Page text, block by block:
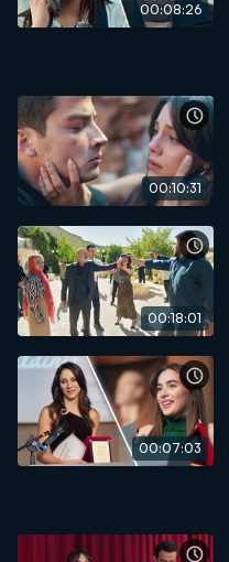
00:08:26
00:10:31
00:18:01
00:07:03